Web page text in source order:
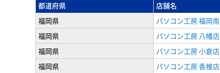
都道府県 店舗名
福岡県
パソコン工房 福岡
福岡県
パソコン工房 八幡店
福岡県
パソコン工房 小倉店
福岡県
パソコン工房 香椎店